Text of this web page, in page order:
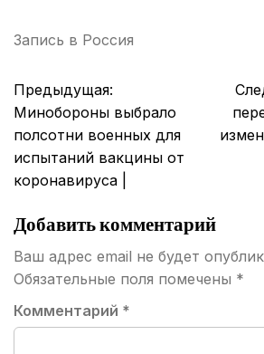
Запись в Россия
Навигация
по
Предыдущая:
Минобороны выбрало
полсотни военных для
испытаний вакцины от
коронавируса |
Добавить комментарий
Ваш адрес email не будет
Обязательные поля помечены *
Комментарий *